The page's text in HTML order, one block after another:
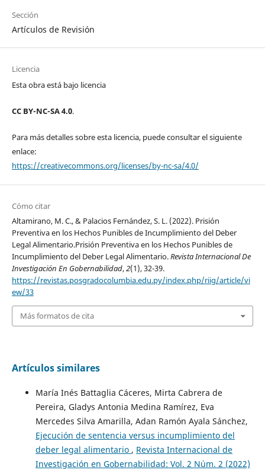
Sección
Artículos de Revisión
Licencia
Esta obra está bajo licencia
CC BY-NC-SA 4.0.
Para más detalles sobre esta licencia, puede consultar el siguiente
enlace:
https://creativecommons.org/licenses/by-nc-sa/4.0/
Cómo citar
Altamirano, M. C., & Palacios Fernández, S. L. (2022). Prisión
Preventiva en los Hechos Punibles de Incumplimiento del Deber
Legal Alimentario.Prisión Preventiva en los Hechos Punibles de
Incumplimiento del Deber Legal Alimentario.Revista Internacional De
Investigación En Gobernabilidad,2(1), 32-39.
https://revistas.posgradocolumbia.edu.py/index.php/riig/article/vi
ew/33
Más formatos de cita
Artículos similares
María Inés Battaglia Cáceres, Mirta Cabrera de
Pereira, Gladys Antonia Medina Ramírez, Eva
Mercedes Silva Amarilla, Adan Ramón Ayala Sánchez,
Ejecución de sentencia versus incumplimiento del
deber legal alimentario , Revista Internacional de
Investigación en Gobernabilidad: Vol. 2 Núm. 2 (2022)